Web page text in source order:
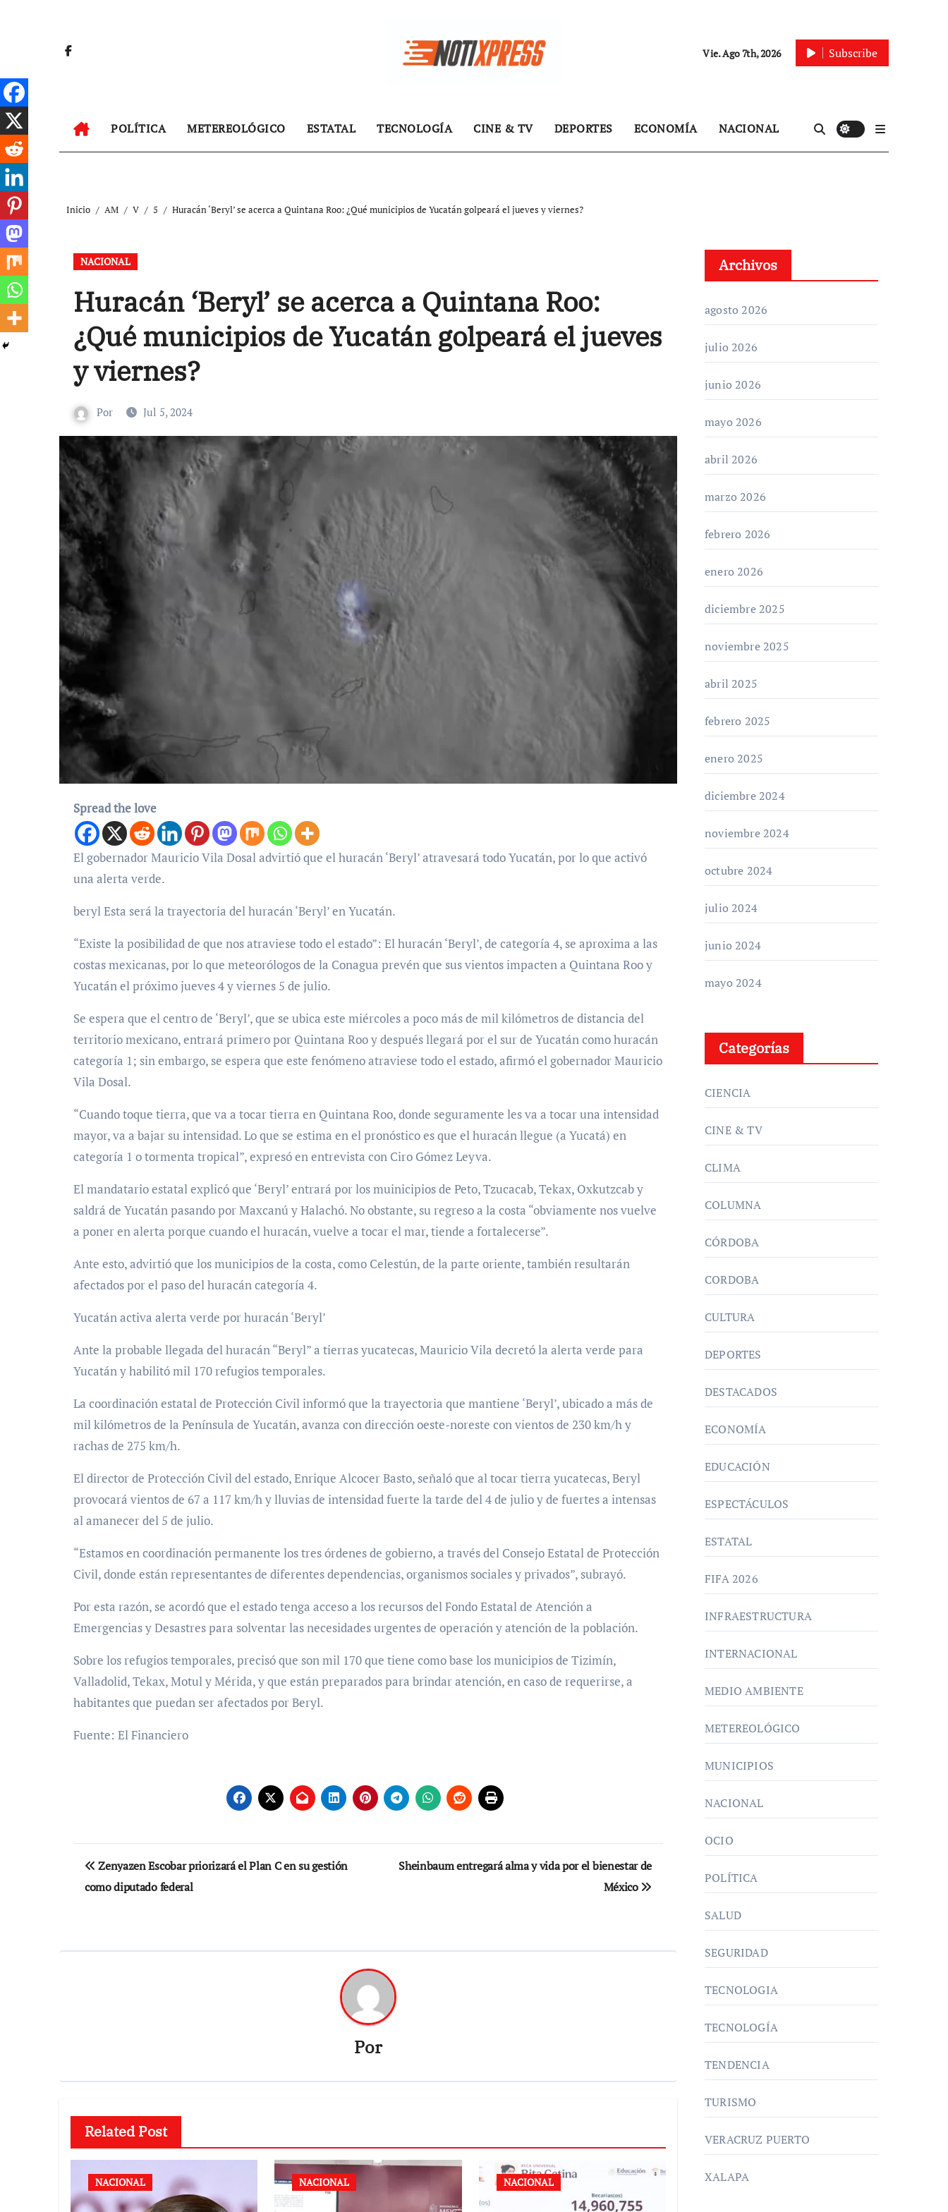
Vie. Ago 7th, 2026 Subscribe
POLÍTICA METEREOLÓGICO ESTATAL TECNOLOGÍA CINE & TV DEPORTES ECONOMÍA NACIONAL
Inicio AM V 5 Huracán ‘Beryl’ se acerca a Quintana Roo: ¿Qué municipios de Yucatán golpeará el jueves y viernes?
NACIONAL
Huracán ‘Beryl’ se acerca a Quintana Roo:
¿Qué municipios de Yucatán golpeará el jueves
y viernes?
Por Jul 5, 2024
Spread the love
El gobernador Mauricio Vila Dosal advirtió que el huracán ‘Beryl’ atravesará todo Yucatán, por lo que activó
una alerta verde.
beryl Esta será la trayectoria del huracán ‘Beryl’ en Yucatán.
“Existe la posibilidad de que nos atraviese todo el estado”: El huracán ‘Beryl’, de categoría 4, se aproxima a las
costas mexicanas, por lo que meteorólogos de la Conagua prevén que sus vientos impacten a Quintana Roo y
Yucatán el próximo jueves 4 y viernes 5 de julio.
Se espera que el centro de ‘Beryl’, que se ubica este miércoles a poco más de mil kilómetros de distancia del
territorio mexicano, entrará primero por Quintana Roo y después llegará por el sur de Yucatán como huracán
categoría 1; sin embargo, se espera que este fenómeno atraviese todo el estado, afirmó el gobernador Mauricio
Vila Dosal.
“Cuando toque tierra, que va a tocar tierra en Quintana Roo, donde seguramente les va a tocar una intensidad
mayor, va a bajar su intensidad. Lo que se estima en el pronóstico es que el huracán llegue (a Yucatá) en
categoría 1 o tormenta tropical”, expresó en entrevista con Ciro Gómez Leyva.
El mandatario estatal explicó que ‘Beryl’ entrará por los muinicipios de Peto, Tzucacab, Tekax, Oxkutzcab y
saldrá de Yucatán pasando por Maxcanú y Halachó. No obstante, su regreso a la costa “obviamente nos vuelve
a poner en alerta porque cuando el huracán, vuelve a tocar el mar, tiende a fortalecerse”.
Ante esto, advirtió que los municipios de la costa, como Celestún, de la parte oriente, también resultarán
afectados por el paso del huracán categoría 4.
Yucatán activa alerta verde por huracán ‘Beryl’
Ante la probable llegada del huracán “Beryl” a tierras yucatecas, Mauricio Vila decretó la alerta verde para
Yucatán y habilitó mil 170 refugios temporales.
La coordinación estatal de Protección Civil informó que la trayectoria que mantiene ‘Beryl’, ubicado a más de
mil kilómetros de la Península de Yucatán, avanza con dirección oeste-noreste con vientos de 230 km/h y
rachas de 275 km/h.
El director de Protección Civil del estado, Enrique Alcocer Basto, señaló que al tocar tierra yucatecas, Beryl
provocará vientos de 67 a 117 km/h y lluvias de intensidad fuerte la tarde del 4 de julio y de fuertes a intensas
al amanecer del 5 de julio.
“Estamos en coordinación permanente los tres órdenes de gobierno, a través del Consejo Estatal de Protección
Civil, donde están representantes de diferentes dependencias, organismos sociales y privados”, subrayó.
Por esta razón, se acordó que el estado tenga acceso a los recursos del Fondo Estatal de Atención a
Emergencias y Desastres para solventar las necesidades urgentes de operación y atención de la población.
Sobre los refugios temporales, precisó que son mil 170 que tiene como base los municipios de Tizimín,
Valladolid, Tekax, Motul y Mérida, y que están preparados para brindar atención, en caso de requerirse, a
habitantes que puedan ser afectados por Beryl.
Fuente: El Financiero
Navegación
de
Zenyazen Escobar priorizará el Plan C en su gestión
como diputado federal
Sheinbaum entregará alma y vida por el bienestar de
México
Por
Related Post
NACIONAL NACIONAL NACIONAL
Archivos
agosto 2026
julio 2026
junio 2026
mayo 2026
abril 2026
marzo 2026
febrero 2026
enero 2026
diciembre 2025
noviembre 2025
abril 2025
febrero 2025
enero 2025
diciembre 2024
noviembre 2024
octubre 2024
julio 2024
junio 2024
mayo 2024
Categorías
CIENCIA
CINE & TV
CLIMA
COLUMNA
CÓRDOBA
CORDOBA
CULTURA
DEPORTES
DESTACADOS
ECONOMÍA
EDUCACIÓN
ESPECTÁCULOS
ESTATAL
FIFA 2026
INFRAESTRUCTURA
INTERNACIONAL
MEDIO AMBIENTE
METEREOLÓGICO
MUNICIPIOS
NACIONAL
OCIO
POLÍTICA
SALUD
SEGURIDAD
TECNOLOGIA
TECNOLOGÍA
TENDENCIA
TURISMO
VERACRUZ PUERTO
XALAPA